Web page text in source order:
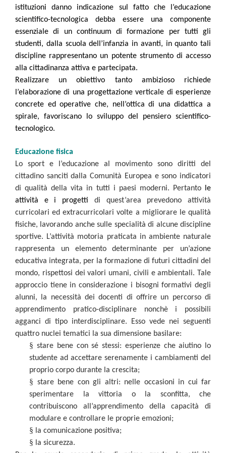
istituzioni danno indicazione sul fatto che l’educazione
scientifico-tecnologica debba essere una componente
essenziale di un continuum di formazione per tutti gli
studenti, dalla scuola dell’infanzia in avanti, in quanto tali
discipline rappresentano un potente strumento di accesso
alla cittadinanza attiva e partecipata.
Realizzare un obiettivo tanto ambizioso richiede
l’elaborazione di una progettazione verticale di esperienze
concrete ed operative che, nell’ottica di una didattica a
spirale, favoriscano lo sviluppo del pensiero scientifico-
tecnologico.
Educazione fisica
Lo sport e l’educazione al movimento sono diritti del
cittadino sanciti dalla Comunità Europea e sono indicatori
di qualità della vita in tutti i paesi moderni. Pertanto
le
attività e i progetti di quest’area prevedono attività
curricolari ed extracurricolari volte a migliorare le qualità
fisiche, lavorando anche sulle specialità di alcune discipline
sportive. L’attività motoria praticata in ambiente naturale
rappresenta un elemento determinante per un’azione
educativa integrata, per la formazione di futuri cittadini del
mondo, rispettosi dei valori umani, civili e ambientali. Tale
approccio tiene in considerazione i bisogni formativi degli
alunni, la necessità dei docenti di offrire un percorso di
apprendimento pratico-disciplinare nonchè i possibili
agganci di tipo interdisciplinare. Esso vede nei seguenti
quattro nuclei tematici la sua dimensione basilare:
§stare bene con sé stessi: esperienze che aiutino lo
studente ad accettare serenamente i cambiamenti del
proprio corpo durante la crescita;
§ stare bene con gli altri: nelle occasioni in cui far
sperimentare la vittoria o la sconfitta, che
contribuiscono all’apprendimento della capacità di
modulare e controllare le proprie emozioni;
§ la comunicazione positiva;
§ la sicurezza.